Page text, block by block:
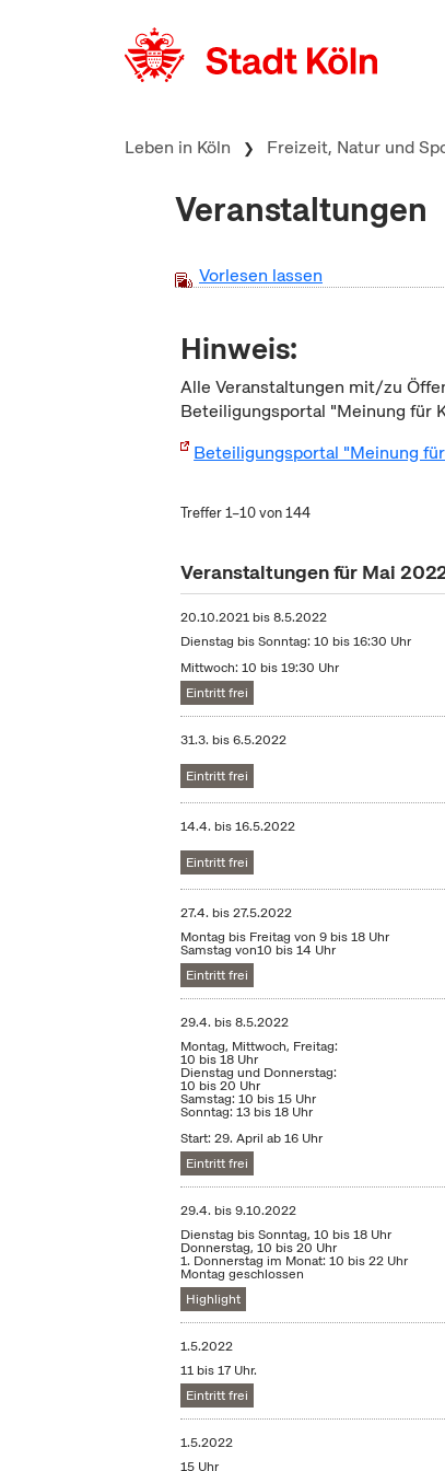
Leben in Köln Freizeit, Natur und
Veranstaltungen
Vorlesen lassen
Hinweis:
Alle Veranstaltungen mit/zu
Beteiligungsportal "Meinung für
Beteiligungsportal "Meinung
Treffer 1–10 von 144
Veranstaltungen für Mai
20.10.2021 bis8.5.2022
Dienstag bis Sonntag: 10 bis 16:30 Uhr
Mittwoch: 10 bis 19:30 Uhr
Eintritt frei
31.3. bis6.5.2022
Eintritt frei
14.4. bis16.5.2022
Eintritt frei
27.4. bis27.5.2022
Montag bis Freitag von 9 bis 18 Uhr
Samstag von10 bis 14 Uhr
Eintritt frei
29.4. bis8.5.2022
Montag, Mittwoch, Freitag:
10 bis 18 Uhr
Dienstag und Donnerstag:
10 bis 20 Uhr
Samstag: 10 bis 15 Uhr
Sonntag: 13 bis 18 Uhr
Start: 29. April ab 16 Uhr
Eintritt frei
29.4. bis9.10.2022
Dienstag bis Sonntag, 10 bis 18 Uhr
Donnerstag, 10 bis 20 Uhr
1. Donnerstag im Monat: 10 bis 22 Uhr
Montag geschlossen
Highlight
1.5.2022
11 bis 17 Uhr.
Eintritt frei
1.5.2022
15 Uhr